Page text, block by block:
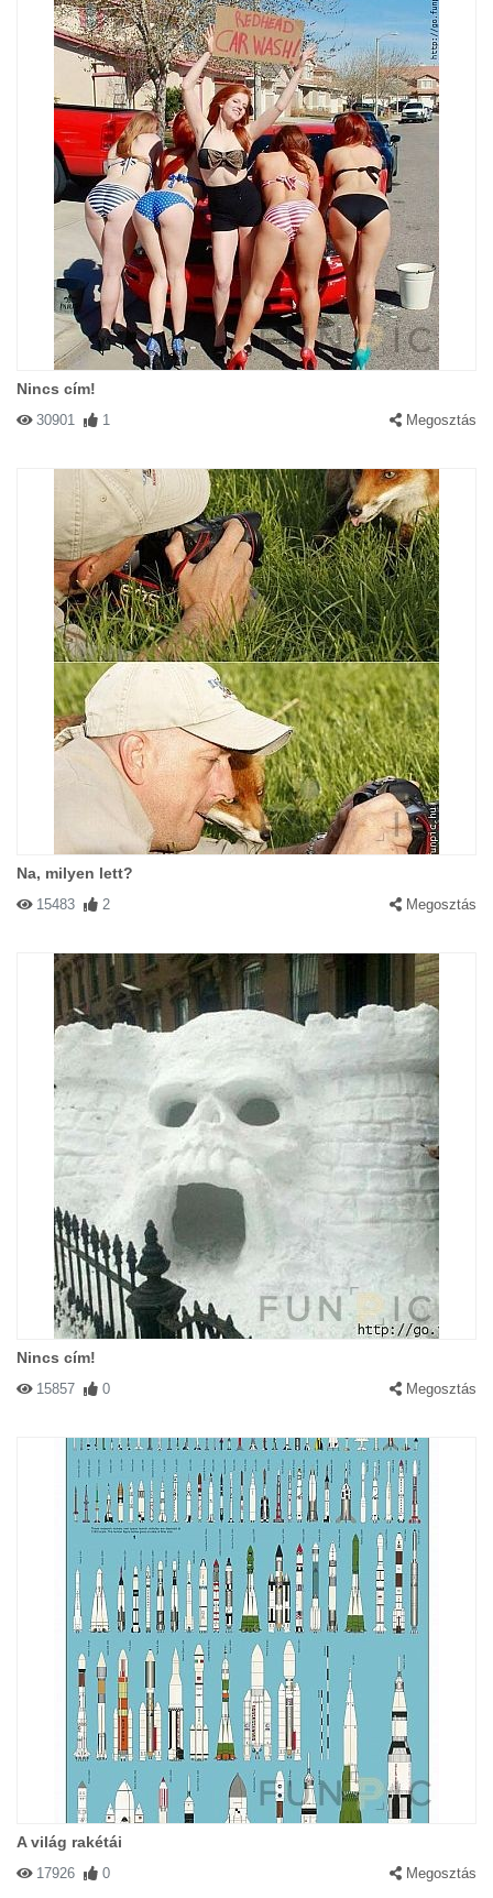
Nincs cím!
30901 1 Megosztás
Na, milyen lett?
15483 2 Megosztás
Nincs cím!
15857 0 Megosztás
A világ rakétái
17926 0 Megosztás